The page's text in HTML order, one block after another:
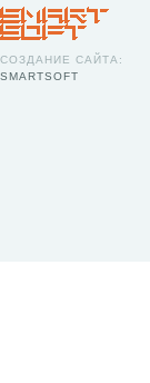
СОЗДАНИЕ САЙТА:
SMARTSOFT